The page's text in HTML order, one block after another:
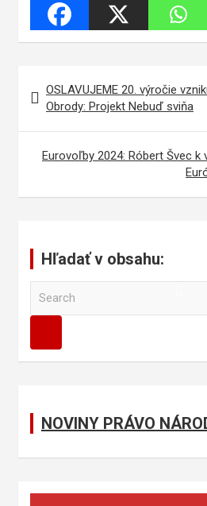
článku
OSLAVUJEME 20. výročie
Obrody: Projekt Nebuď sviňa
Eurovoľby 2024: Róbert Švec k
Hľadať v obsahu:
a
NOVINY PRÁVO